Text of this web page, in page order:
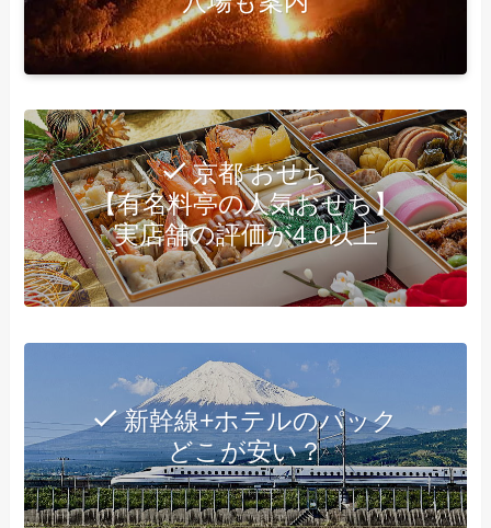
京都 おせち
【有名料亭の人気おせち】
実店舗の評価が4.0以上
新幹線+ホテルのパック
どこが安い？